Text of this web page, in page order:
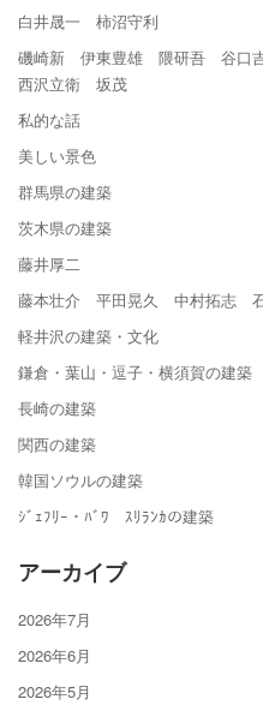
白井晟一 柿沼守利
磯崎新 伊東豊雄 隈研吾 谷口
西沢立衛 坂茂
私的な話
美しい景色
群馬県の建築
茨木県の建築
藤井厚二
藤本壮介 平田晃久 中村拓志
軽井沢の建築・文化
鎌倉・葉山・逗子・横須賀の建築
長崎の建築
関西の建築
韓国ソウルの建築
ｼﾞｪﾌﾘｰ・ﾊﾞﾜ ｽﾘﾗﾝｶの建築
アーカイブ
2026年7月
2026年6月
2026年5月